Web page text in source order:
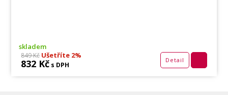
skladem
849 KčUšetříte 2%
832 Kč s DPH
Detail